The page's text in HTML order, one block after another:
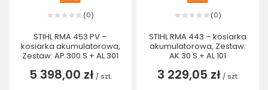
(0)
STIHL RMA 453 PV –
kosiarka akumulatorowa,
Zestaw: AP 300 S + AL 301
5 398,00 zł / szt.
(0)
STIHL RMA 443 – kosiarka
akumulatorowa, Zestaw:
AK 30 S + AL 101
3 229,05 zł / szt.